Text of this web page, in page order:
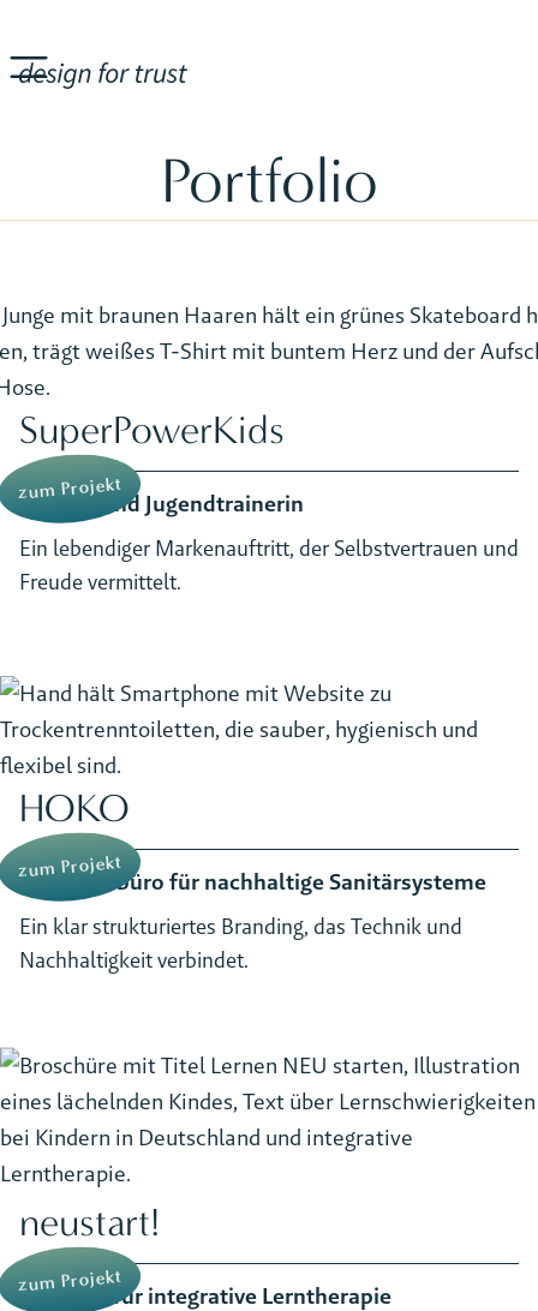
Portfolio
SuperPowerKids
Kinder- und Jugendtrainerin
Ein lebendiger Markenauftritt, der Selbstvertrauen und
Freude vermittelt.
zum Projekt
HOKO
Ingenieurbüro für nachhaltige Sanitärsysteme
Ein klar strukturiertes Branding, das Technik und
Nachhaltigkeit verbindet.
zum Projekt
neustart!
Zentrum für integrative Lerntherapie
zum Projekt